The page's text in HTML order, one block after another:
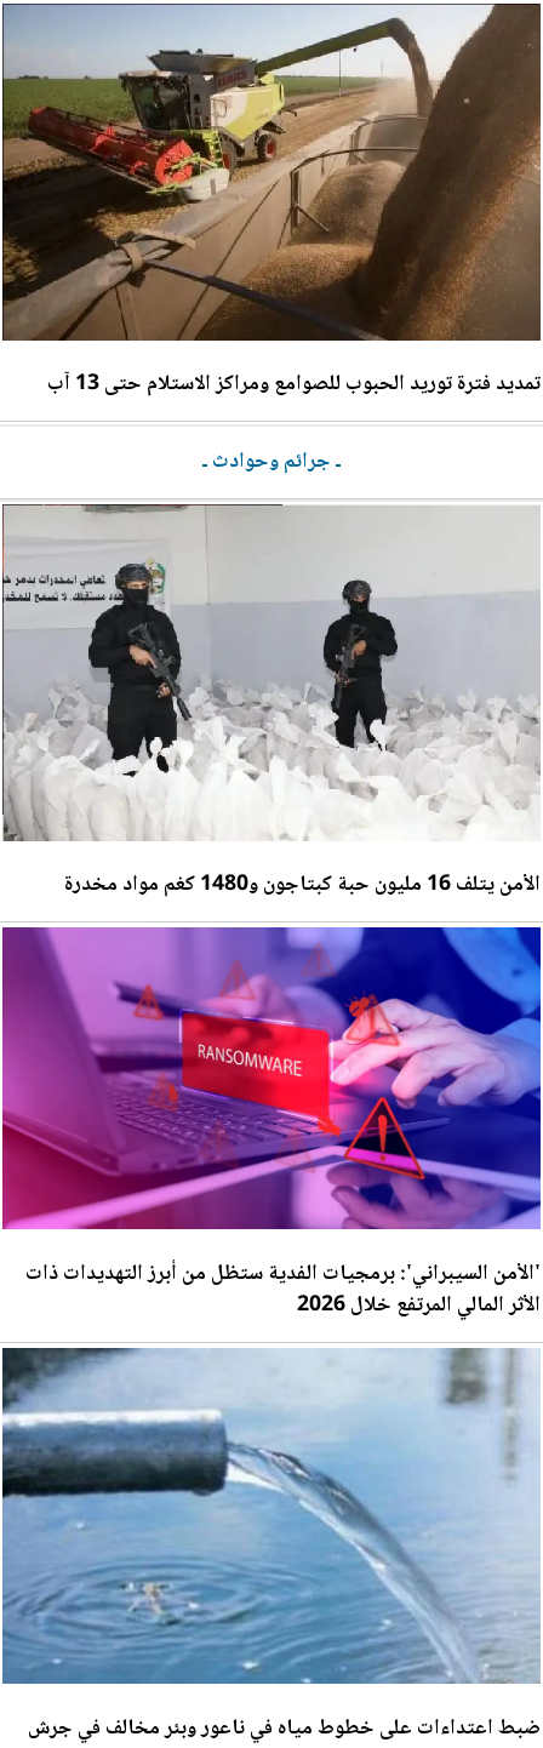
تمديد فترة توريد الحبوب للصوامع ومراكز الاستلام حتى 13 آب
ـ جرائم وحوادث ـ
الأمن يتلف 16 مليون حبة كبتاجون و1480 كغم مواد مخدرة
'الأمن السيبراني': برمجيات الفدية ستظل من أبرز التهديدات ذات
الأثر المالي المرتفع خلال 2026
ضبط اعتداءات على خطوط مياه في ناعور وبئر مخالف في جرش